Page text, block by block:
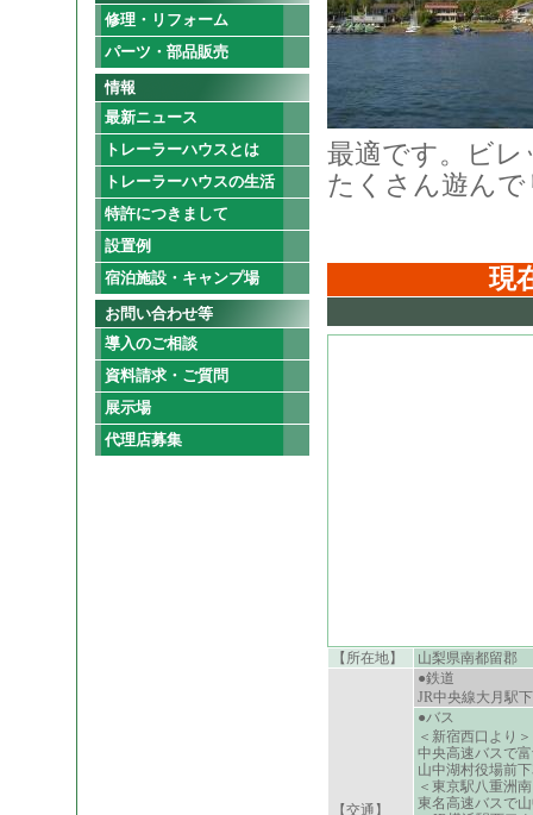
修理・リフォーム
パーツ・部品販売
情報
最新ニュース
トレーラーハウスとは
トレーラーハウスの生活
特許につきまして
設置例
宿泊施設・キャンプ場
お問い合わせ等
導入のご相談
資料請求・ご質問
展示場
代理店募集
最適です。ビ
たくさん遊ん
現
【所在地】 山梨県南都留郡
【交通】
●鉄道
JR中央線大月
●バス
＜新宿西口
中央高速バスで
山中湖村役場前
＜東京駅八重洲
東名高速バスで